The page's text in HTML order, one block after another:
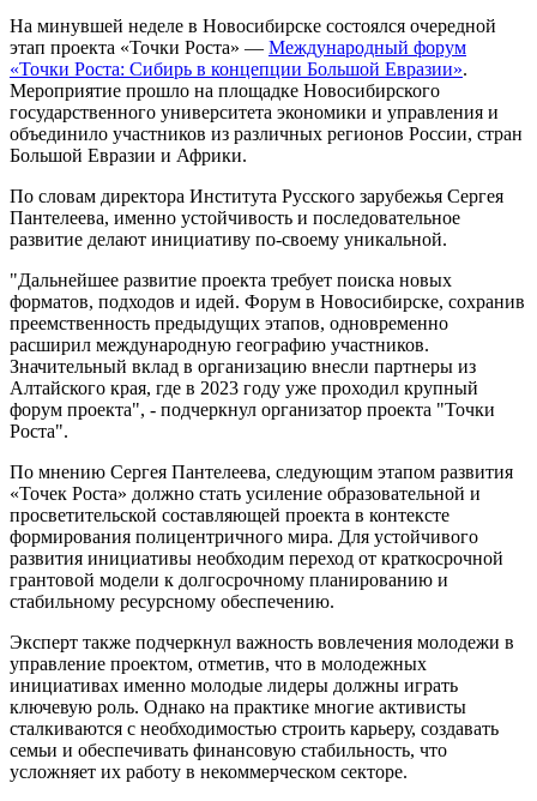
На минувшей неделе в Новосибирске состоялся очередной
этап проекта «Точки Роста» — Международный форум
«Точки Роста: Сибирь в концепции Большой Евразии».
Мероприятие прошло на площадке Новосибирского
государственного университета экономики и управления и
объединило участников из различных регионов России, стран
Большой Евразии и Африки.
По словам директора Института Русского зарубежья Сергея
Пантелеева, именно устойчивость и последовательное
развитие делают инициативу по-своему уникальной.
"Дальнейшее развитие проекта требует поиска новых
форматов, подходов и идей. Форум в Новосибирске, сохранив
преемственность предыдущих этапов, одновременно
расширил международную географию участников.
Значительный вклад в организацию внесли партнеры из
Алтайского края, где в 2023 году уже проходил крупный
форум проекта", - подчеркнул организатор проекта "Точки
Роста".
По мнению Сергея Пантелеева, следующим этапом развития
«Точек Роста» должно стать усиление образовательной и
просветительской составляющей проекта в контексте
формирования полицентричного мира. Для устойчивого
развития инициативы необходим переход от краткосрочной
грантовой модели к долгосрочному планированию и
стабильному ресурсному обеспечению.
Эксперт также подчеркнул важность вовлечения молодежи в
управление проектом, отметив, что в молодежных
инициативах именно молодые лидеры должны играть
ключевую роль. Однако на практике многие активисты
сталкиваются с необходимостью строить карьеру, создавать
семьи и обеспечивать финансовую стабильность, что
усложняет их работу в некоммерческом секторе.